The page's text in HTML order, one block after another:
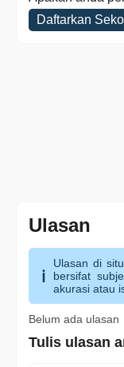
Daftarkan
Ulasan
Ulasan di
bersifat
akurasi atau
Belum ada ulasan
Tulis ulasan